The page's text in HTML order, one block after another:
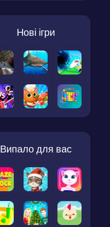
Нові ігри
Випало для вас